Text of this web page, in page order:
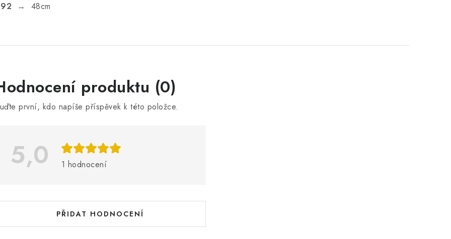
→ 48cm
produktu (0)
první, kdo napíše příspěvek k této položce.
5,0 1 hodnocení
PŘIDAT HODNOCENÍ